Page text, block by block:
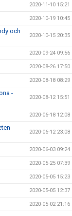
2020-11-10 15:21
2020-10-19 10:45
och
2020-10-15 20:35
2020-09-24 09:56
2020-08-26 17:50
2020-08-18 08:29
-
2020-08-12 15:51
2020-06-18 12:08
2020-06-12 23:08
2020-06-03 09:24
2020-05-25 07:39
2020-05-05 15:23
2020-05-05 12:37
2020-05-02 21:16